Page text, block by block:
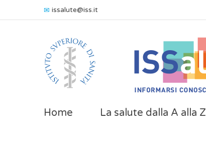
issalute@iss.it
Home La salute dalla A alla Z